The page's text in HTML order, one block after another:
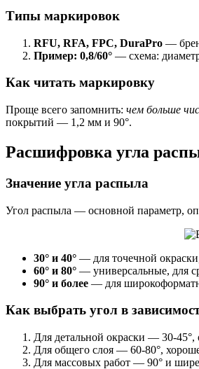
Типы маркировок
RFU, RFA, FPC, DuraPro —
Пример: 0,8/60° — схема:
Как читать маркировку
Проще всего запомнить: чем больше
покрытий — 1,2 мм и 90°.
Расшифровка угла
Значение угла распыла
Угол распыла — основной параметр,
30° и 40° — для точечной
60° и 80° — универсальные, для
90° и более — для
Как выбрать угол в
Для детальной окраски — 30-45°,
Для общего слоя — 60-80°,
Для массовых работ — 90° и